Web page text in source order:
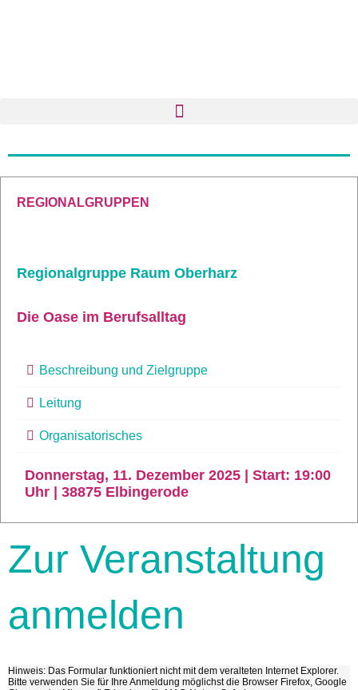
REGIONALGRUPPEN
Regionalgruppe Raum Oberharz
Die Oase im Berufsalltag
Beschreibung und Zielgruppe
Leitung
Organisatorisches
Donnerstag, 11. Dezember 2025 | Start: 19:00
Uhr | 38875 Elbingerode
Zur Veranstaltung
anmelden
Hinweis: Das Formular funktioniert nicht mit dem veralteten Internet Explorer.
Bitte verwenden Sie für Ihre Anmeldung möglichst die Browser Firefox, Google